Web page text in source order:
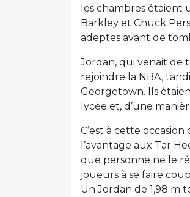
les chambres
Barkley et Chuck
adeptes avant de
Jordan, qui venait de
rejoindre la NBA,
Georgetown. Ils
lycée et, d’une
C’est à cette
l’avantage aux Tar
que personne ne le
joueurs à se faire
Un Jordan de 1,98 m